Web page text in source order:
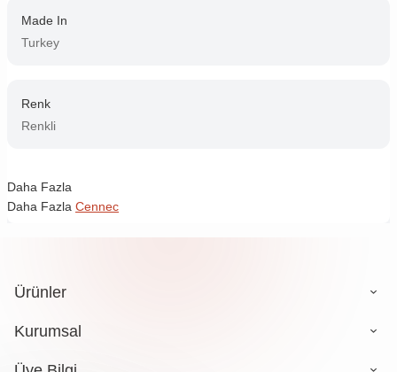
Made In
Turkey
Renk
Renkli
Daha Fazla
Daha Fazla Cennec
Ürünler
Kurumsal